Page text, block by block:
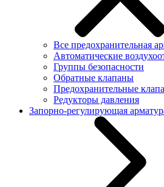
Все предохранительная
Автоматические
Группы безопасности
Обратные клапаны
Предохранительные
Редукторы давления
Запорно-регулирующая